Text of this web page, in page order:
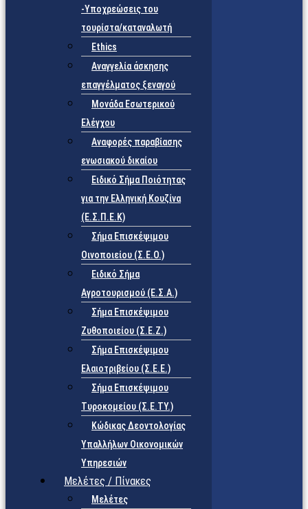
-Υποχρεώσεις του
τουρίστα/καταναλωτή
Ethics
Αναγγελία άσκησης
επαγγέλματος ξεναγού
Μονάδα Εσωτερικού
Ελέγχου
Αναφορές παραβίασης
ενωσιακού δικαίου
Ειδικό Σήμα Ποιότητας
για την Ελληνική Κουζίνα
(Ε.Σ.Π.Ε.Κ)
Σήμα Επισκέψιμου
Οινοποιείου (Σ.Ε.Ο.)
Ειδικό Σήμα
Αγροτουρισμού (Ε.Σ.Α.)
Σήμα Επισκέψιμου
Ζυθοποιείου (Σ.Ε.Ζ.)
Σήμα Επισκέψιμου
Ελαιοτριβείου (Σ.Ε.Ε.)
Σήμα Επισκέψιμου
Τυροκομείου (Σ.Ε.TY.)
Κώδικας Δεοντολογίας
Υπαλλήλων Οικονομικών
Υπηρεσιών
Μελέτες / Πίνακες
Μελέτες